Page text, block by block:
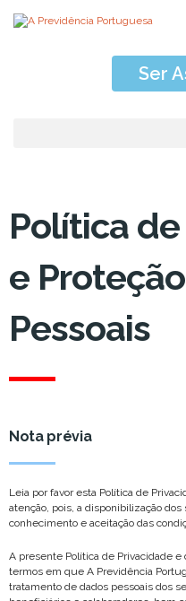
Ser
Política
e
Pessoais
Nota prévia
Leia por favor esta Política de
atenção, pois, a disponibilização
conhecimento e aceitação das
A presente Política de Privacidade e
termos em que A Previdência
tratamento de dados pessoais dos